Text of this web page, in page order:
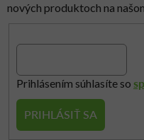
nových produktoch na
Prihlásením súhlasíte so
PRIHLÁSIŤ SA